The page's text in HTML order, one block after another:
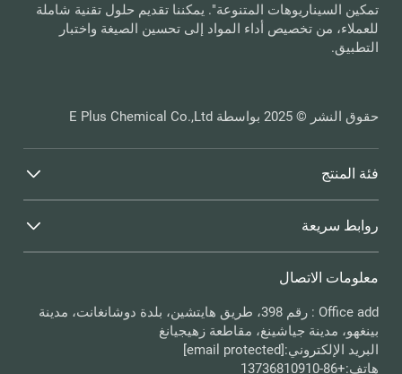
تمكين السيناريوهات المتنوعة". يمكننا تقديم حلول تقنية شاملة
للعملاء، من تخصيص أداء المواد إلى تحسين الصيغة واختبار
التطبيق.
حقوق النشر © 2025 بواسطة E Plus Chemical Co.,Ltd
فئة المنتج
روابط سريعة
معلومات الاتصال
Office add : رقم 398، طريق هايتشين، بلدة دوشانغانت، مدينة
بينغهو، مدينة جياشينغ، مقاطعة زهيجيانغ
البريد الإلكتروني:[email protected]
هاتف:+86-13736810910